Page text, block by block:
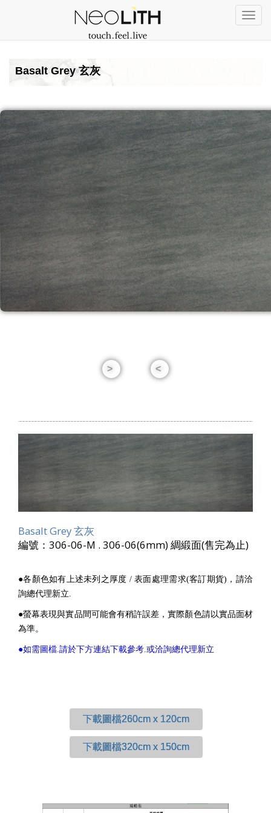
Basalt Grey 玄灰
Basalt Grey 玄灰
編號：306-06-M . 306-06(6mm) 綢緞面(售完為止)
●各顏色如有上述未列之厚度 / 表面處理需求(客訂期貨)，請洽
詢總代理新立.
●螢幕表現與實品間可能會有稍許誤差，實際顏色請以實品面材
為準。
●如需圖檔.請於下方連結下載參考.或洽詢總代理新立
下載圖檔260cm x 120cm
下載圖檔320cm x 150cm